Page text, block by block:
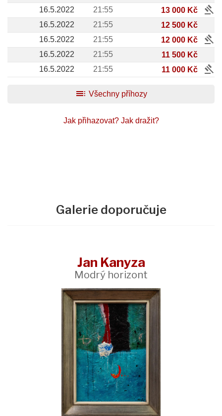
16.5.2022
21:55 13 000 Kč gavel
16.5.2022 21:55
12 500 Kč
16.5.2022
21:55 12 000 Kč gavel
16.5.2022 21:55
11 500 Kč
16.5.2022
21:55 11 000 Kč
gavel
toc Všechny příhozy
Jak přihazovat? Jak dražit?
Galerie doporučuje
Jan Kanyza
Modrý horizont